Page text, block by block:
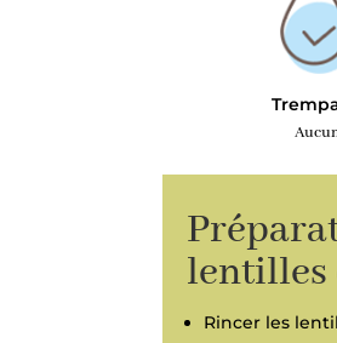
Rincer les